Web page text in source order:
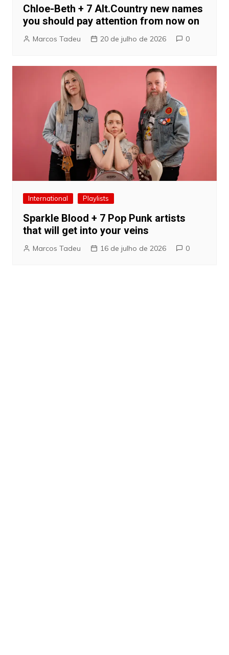
Chloe-Beth + 7 Alt.Country new names
you should pay attention from now on
Marcos Tadeu 20 de julho de 2026 0
International Playlists
Sparkle Blood + 7 Pop Punk artists
that will get into your veins
Marcos Tadeu 16 de julho de 2026 0